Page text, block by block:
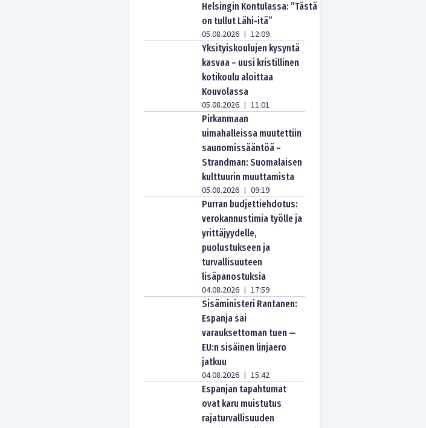
Helsingin Kontulassa: ”Tästä
on tullut Lähi-itä”
05.08.2026 | 12:09
Yksityiskoulujen kysyntä
kasvaa – uusi kristillinen
kotikoulu aloittaa
Kouvolassa
05.08.2026 | 11:01
Pirkanmaan
uimahalleissa muutettiin
saunomissääntöä –
Strandman: Suomalaisen
kulttuurin muuttamista
05.08.2026 | 09:19
Purran budjettiehdotus:
verokannustimia työlle ja
yrittäjyydelle,
puolustukseen ja
turvallisuuteen
lisäpanostuksia
04.08.2026 | 17:59
Sisäministeri Rantanen:
Espanja sai
varauksettoman tuen —
EU:n sisäinen linjaero
jatkuu
04.08.2026 | 15:42
Espanjan tapahtumat
ovat karu muistutus
rajaturvallisuuden